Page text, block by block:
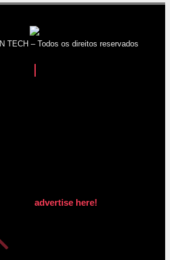
TECH – Todos os direitos reservados
advertise here!